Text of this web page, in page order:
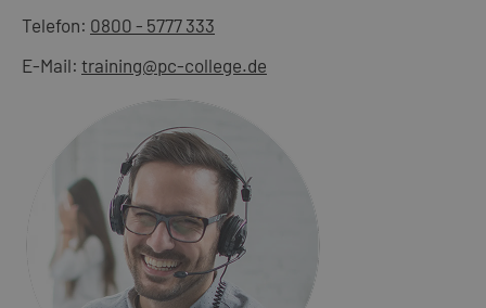
Telefon: 0800 - 5777 333
E-Mail: training@pc-college.de